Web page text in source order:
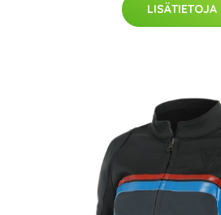
LISÄTIETOJA